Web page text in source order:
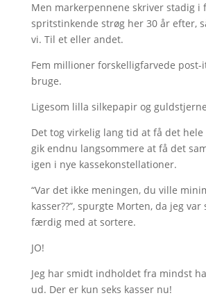
Men markerpennene skriver stadig i
spritstinkende strøg her 30 år efter,
vi. Til et eller andet.
Fem millioner forskelligfarvede
bruge.
Ligesom lilla silkepapir og
Det tog virkelig lang tid at få det
gik endnu langsommere at få det
igen i nye kassekonstellationer.
“Var det ikke meningen, du ville
kasser??”, spurgte Morten, da jeg var
færdig med at sortere.
JO!
Jeg har smidt indholdet fra mindst
ud. Der er kun seks kasser nu!